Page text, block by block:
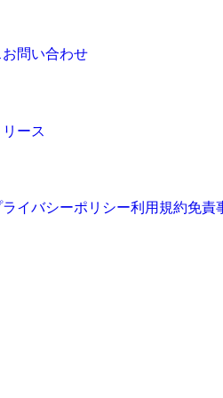
お問い合わせ
ース
ライバシーポリシー利用規約免責